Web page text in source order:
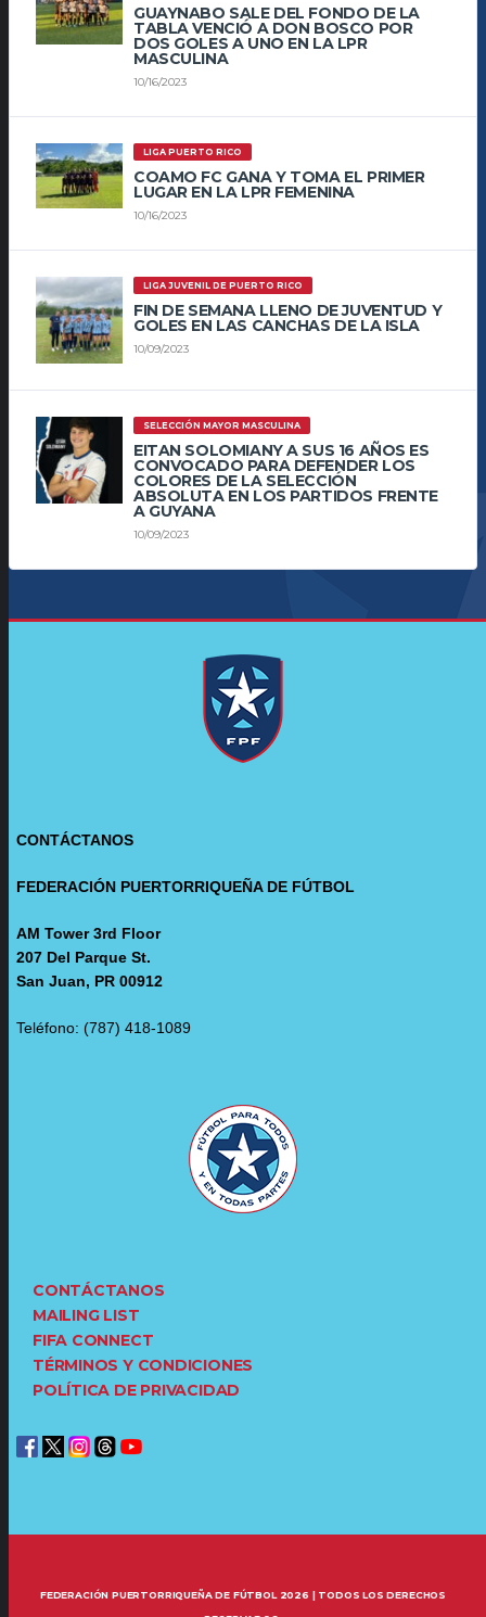
GUAYNABO SALE DEL FONDO DE LA
TABLA VENCIÓ A DON BOSCO POR
DOS GOLES A UNO EN LA LPR
MASCULINA
10/16/2023
LIGA PUERTO RICO
COAMO FC GANA Y TOMA EL PRIMER
LUGAR EN LA LPR FEMENINA
10/16/2023
LIGA JUVENIL DE PUERTO RICO
FIN DE SEMANA LLENO DE JUVENTUD Y
GOLES EN LAS CANCHAS DE LA ISLA
10/09/2023
SELECCIÓN MAYOR MASCULINA
EITAN SOLOMIANY A SUS 16 AÑOS ES
CONVOCADO PARA DEFENDER LOS
COLORES DE LA SELECCIÓN
ABSOLUTA EN LOS PARTIDOS FRENTE
A GUYANA
10/09/2023
CONTÁCTANOS
FEDERACIÓN PUERTORRIQUEÑA DE FÚTBOL
AM Tower 3rd Floor
207 Del Parque St.
San Juan, PR 00912
Teléfono: (787) 418-1089
CONTÁCTANOS
MAILING LIST
FIFA CONNECT
TÉRMINOS Y CONDICIONES
POLÍTICA DE PRIVACIDAD
FEDERACIÓN PUERTORRIQUEÑA DE FÚTBOL 2026 | TODOS LOS DERECHOS